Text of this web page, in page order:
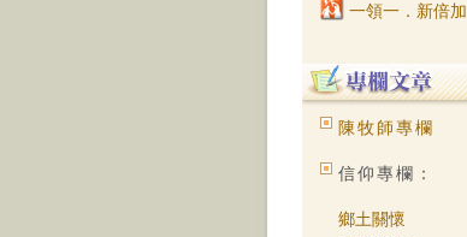
一領一．新倍加
陳牧師專欄
信仰專欄：
鄉土關懷